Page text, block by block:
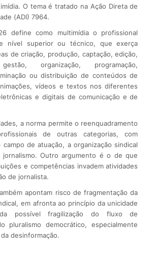
O tema é tratado na Ação Direta de
(ADI) 7964.
define como multimídia o profissional
nível superior ou técnico, que exerça
de criação, produção, captação, edição,
organização, programação,
ou distribuição de conteúdos de
vídeos e textos nos diferentes
e digitais de comunicação e de
a norma permite o reenquadramento
de outras categorias, com
de atuação, a organização sindical
Outro argumento é o de que
e competências invadem atividades
de jornalista.
apontam risco de fragmentação da
em afronta ao princípio da unicidade
possível fragilização do fluxo de
pluralismo democrático, especialmente
desinformação.